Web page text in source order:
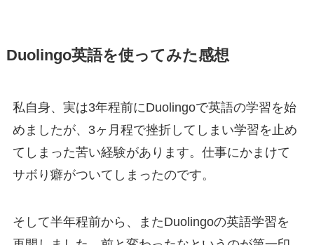
Duolingo英語を使ってみた感想
私自身、実は3年程前にDuolingoで英語の学習を始
めましたが、3ヶ月程で挫折してしまい学習を止め
てしまった苦い経験があります。仕事にかまけて
サボり癖がついてしまったのです。
そして半年程前から、またDuolingoの英語学習を